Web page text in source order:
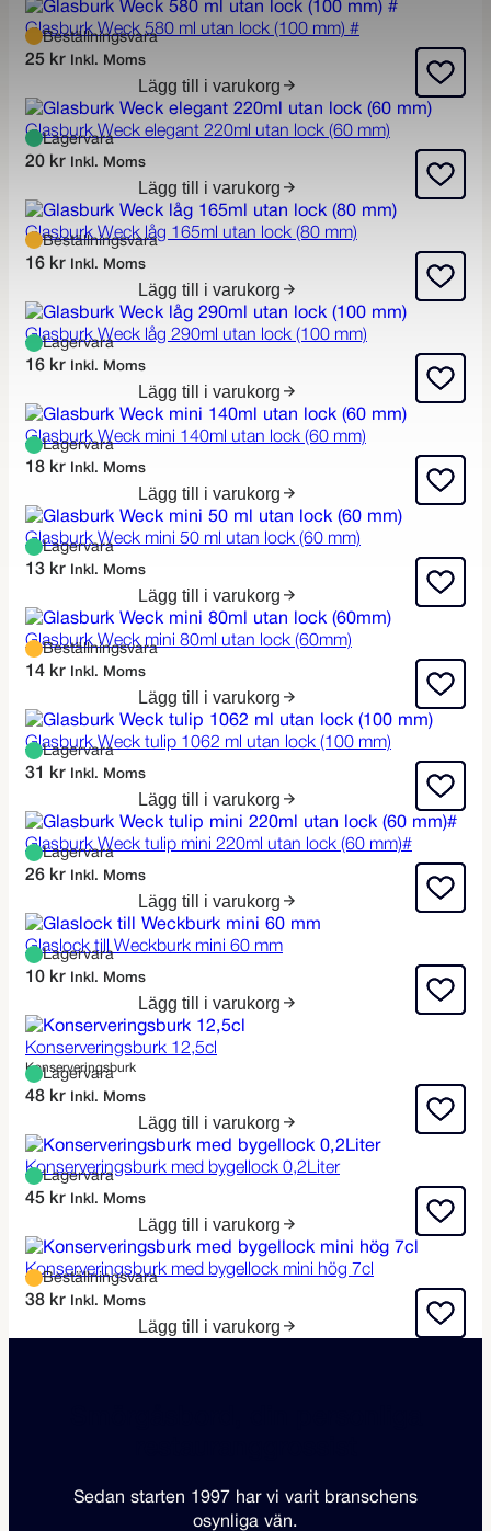
Glasburk Weck 580 ml utan lock (100 mm) #
Beställningsvara
25 kr Inkl. Moms
Lägg till i varukorg
Glasburk Weck elegant 220ml utan lock (60 mm)
Lagervara
20 kr Inkl. Moms
Lägg till i varukorg
Glasburk Weck låg 165ml utan lock (80 mm)
Beställningsvara
16 kr Inkl. Moms
Lägg till i varukorg
Glasburk Weck låg 290ml utan lock (100 mm)
Lagervara
16 kr Inkl. Moms
Lägg till i varukorg
Glasburk Weck mini 140ml utan lock (60 mm)
Lagervara
18 kr Inkl. Moms
Lägg till i varukorg
Glasburk Weck mini 50 ml utan lock (60 mm)
Lagervara
13 kr Inkl. Moms
Lägg till i varukorg
Glasburk Weck mini 80ml utan lock (60mm)
Beställningsvara
14 kr Inkl. Moms
Lägg till i varukorg
Glasburk Weck tulip 1062 ml utan lock (100 mm)
Lagervara
31 kr Inkl. Moms
Lägg till i varukorg
Glasburk Weck tulip mini 220ml utan lock (60 mm)#
Lagervara
26 kr Inkl. Moms
Lägg till i varukorg
Glaslock till Weckburk mini 60 mm
Lagervara
10 kr Inkl. Moms
Lägg till i varukorg
Konserveringsburk 12,5cl
Konserveringsburk
Lagervara
48 kr Inkl. Moms
Lägg till i varukorg
Konserveringsburk med bygellock 0,2Liter
Lagervara
45 kr Inkl. Moms
Lägg till i varukorg
Konserveringsburk med bygellock mini hög 7cl
Beställningsvara
38 kr Inkl. Moms
Lägg till i varukorg
Sedan starten 1997 har vi varit branschens
osynliga vän.